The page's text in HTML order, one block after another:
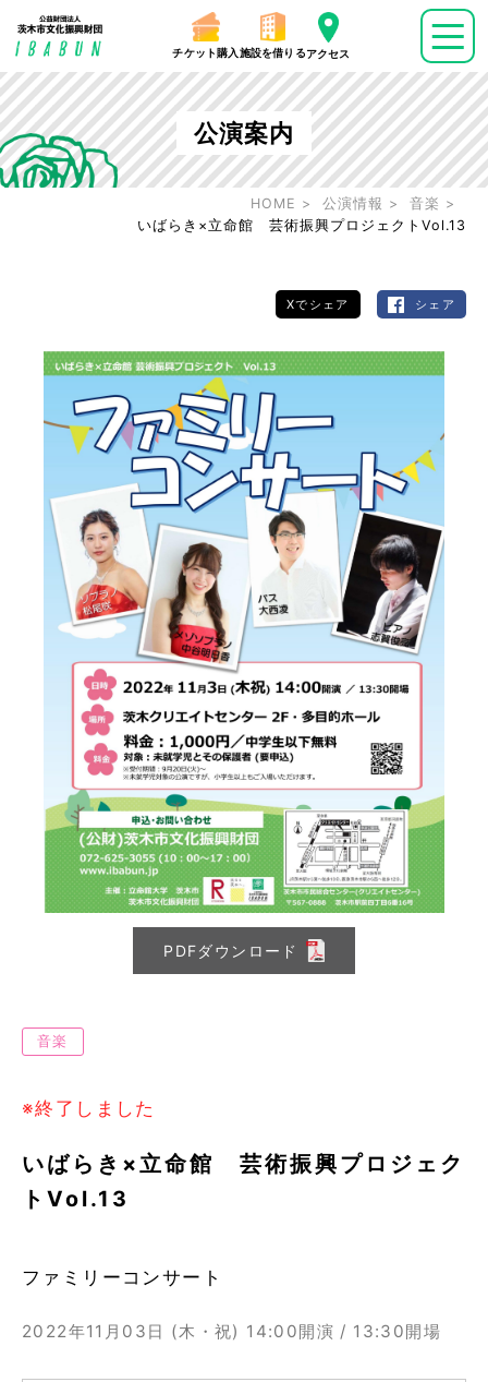
チケット購入 施設を借りるアクセス
公演案内
HOME 公演情報
音楽
いばらき×立命館 芸術振興プロジェクトVol.13
Xでシェア シェア
PDFダウンロード
音楽
※終了しました
いばらき×立命館 芸術振興プロジェク
トVol.13
ファミリーコンサート
2022年11月03日 (木・祝) 14:00開演 / 13:30開場